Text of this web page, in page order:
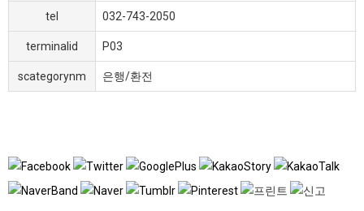
tel 032-743-2050
terminalid P03
scategorynm 은행/환전